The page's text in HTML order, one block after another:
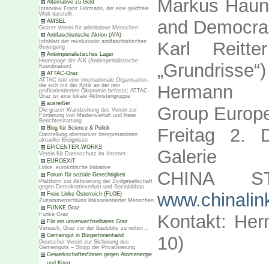
Alternative zu Geld
Interview Franz Hörmann, der eine geldfreie
Welt darstellt.
AMSEL
Grazer Verein für arbeitslose Menschen
Antifaschistische Aktion (AfA)
Infoblatt der revolutionär antifaschistischen
Bewegung
Antiimperialistisches Lager
Homepage der AIK (Antiimperialistische
Koordination)
ATTAC-Graz
ATTAC iste eine internationale Organisation,
die sich mit der Kritik an der rein
profitorientierten Ökonomie befasst; ATTAC-
Graz ist eine lokale Aktivistengruppe
ausreißer
Die grazer Wandzeitung des Verein zur
Förderung von Medienvielfalt und freier
Berichterstattung
Blog für Science & Politik
Darstellung alternativer Interpretationen
aktueller Ereignisse
EPICENTER.WORKS
Verein für Datenschutz im Internet
EUROEXIT
Linke, eurokritische Initiative
Forum für soziale Gerechtigkeit
Plattform zur Aktivierung der Zivilgesellschaft
gegen Demokratieverlust und Sozialabbau
Freie Linke Österreich (FLOE)
Zusammenschluss linksorientierter Menschen
FUNKE Graz
Funke Graz
Für ein unverwechselbares Graz
Versuch, Graz vor der Baulobby zu retten ..
Gemeingut in BürgerInnenhand
Deutscher Verein zur Sicherung des
Gemeinguts – Stopp der Privatisierung
Gewerkschafter/Innen gegen Atomenergie
und Krieg
Markus
and
Karl
„Grundrisse“)
Hermann
Group
Freitag 2.
Galerie
CHINA
Kontakt:
10)